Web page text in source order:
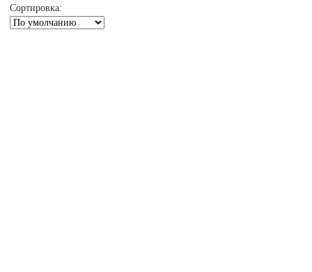
Сортировка: